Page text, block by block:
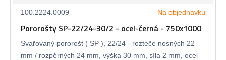
100.2224.0009 Na objednávku
Pororošty SP-22/24-30/2 - ocel-černá - 750x1000
Svařovaný pororošt ( SP ), 22/24 - rozteče nosných 22
mm / rozpěrných 24 mm, výška 30 mm, síla 2 mm, ocel